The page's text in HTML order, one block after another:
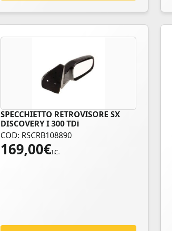
SPECCHIETTO RETROVISORE SX
DISCOVERY I 300 TDi
COD: RSCRB108890
169,00€I.C.